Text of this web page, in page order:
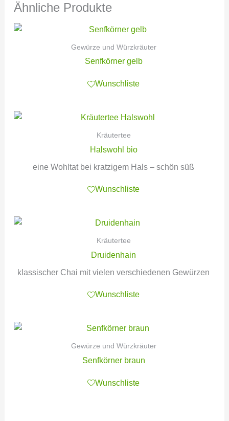
Ähnliche Produkte
Gewürze und Würzkräuter
Senfkörner gelb
Wunschliste
Kräutertee
Halswohl bio
eine Wohltat bei kratzigem Hals – schön süß
Wunschliste
Kräutertee
Druidenhain
klassischer Chai mit vielen verschiedenen Gewürzen
Wunschliste
Gewürze und Würzkräuter
Senfkörner braun
Wunschliste